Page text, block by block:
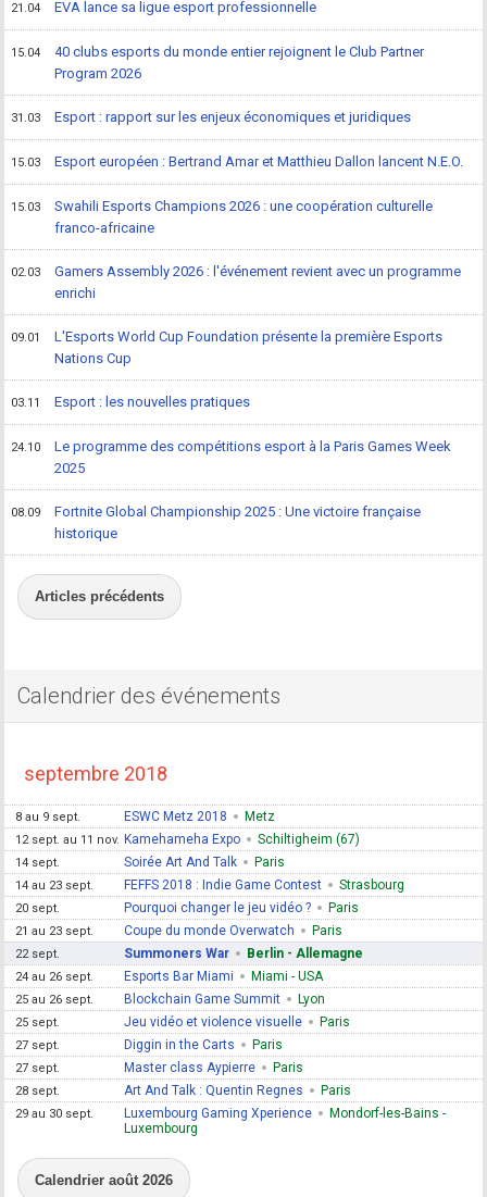
21.04 EVA lance sa ligue esport professionnelle
15.04
40 clubs esports du monde entier rejoignent le Club Partner
Program 2026
31.03 Esport : rapport sur les enjeux économiques et juridiques
15.03 Esport européen : Bertrand Amar et Matthieu Dallon lancent N.E.O.
15.03
Swahili Esports Champions 2026 : une coopération culturelle
franco-africaine
02.03
Gamers Assembly 2026 : l'événement revient avec un programme
enrichi
09.01
L'Esports World Cup Foundation présente la première Esports
Nations Cup
03.11 Esport : les nouvelles pratiques
24.10
Le programme des compétitions esport à la Paris Games Week
2025
08.09
Fortnite Global Championship 2025 : Une victoire française
historique
Articles précédents
Calendrier des événements
septembre 2018
8 au 9 sept. ESWC Metz 2018 Metz
12 sept. au 11 nov. Kamehameha Expo Schiltigheim (67)
14 sept. Soirée Art And Talk Paris
14 au 23 sept. FEFFS 2018 : Indie Game Contest Strasbourg
20 sept. Pourquoi changer le jeu vidéo ? Paris
21 au 23 sept. Coupe du monde Overwatch Paris
22 sept. Summoners War Berlin - Allemagne
24 au 26 sept. Esports Bar Miami Miami - USA
25 au 26 sept. Blockchain Game Summit Lyon
25 sept. Jeu vidéo et violence visuelle Paris
27 sept. Diggin in the Carts Paris
27 sept. Master class Aypierre Paris
28 sept. Art And Talk : Quentin Regnes Paris
29 au 30 sept. Luxembourg Gaming Xperience
Mondorf-les-Bains -
Luxembourg
Calendrier août 2026